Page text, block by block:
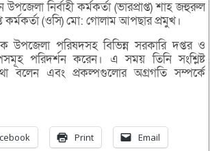
নির্বাহী কর্মকর্তা (ভারপ্রাপ্ত) শাহ জহুরুল
কর্মকর্তা (ওসি) মো: গোলাম আপছার প্রমুখ।
উপজেলা পরিষদসহ বিভিন্ন সরকারি দপ্তর ও
পরিদর্শন করেন। এ সময় তিনি সংশ্লিষ্ট
বলেন এবং প্রকল্পগুলোর অগ্রগতি সম্পর্কে
Print Email